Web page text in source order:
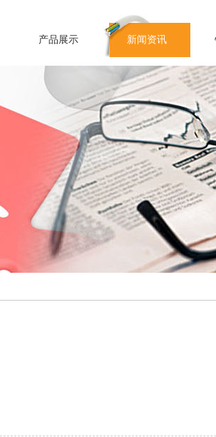
产品展示 新闻资讯